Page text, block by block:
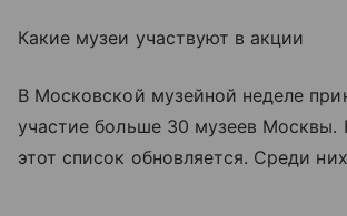
Какие музеи участвуют в акции
В Московской музейной неделе
участие больше 30 музеев Москвы.
этот список обновляется. Среди